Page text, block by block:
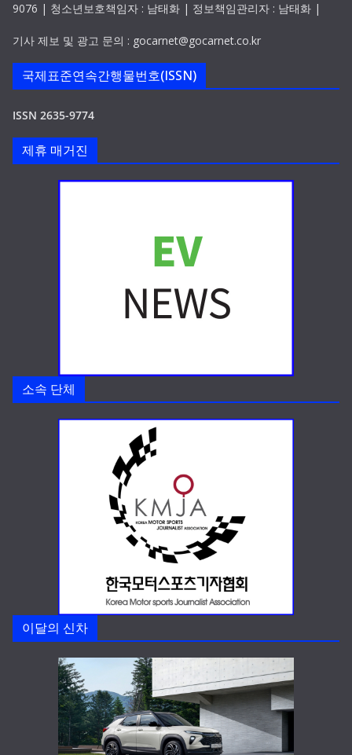
9076 | 청소년보호책임자 : 남태화 | 정보책임관리자 : 남태화 |
기사 제보 및 광고 문의 : gocarnet@gocarnet.co.kr
국제표준연속간행물번호(ISSN)
ISSN 2635-9774
제휴 매거진
소속 단체
이달의 신차